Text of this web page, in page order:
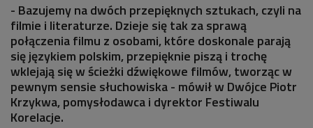
- Bazujemy na dwóch przepięknych sztukach, czyli na
filmie i literaturze. Dzieje się tak za sprawą
połączenia filmu z osobami, które doskonale parają
się językiem polskim, przepięknie piszą i trochę
wklejają się w ścieżki dźwiękowe filmów, tworząc w
pewnym sensie słuchowiska - mówił w Dwójce Piotr
Krzykwa, pomysłodawca i dyrektor Festiwalu
Korelacje.